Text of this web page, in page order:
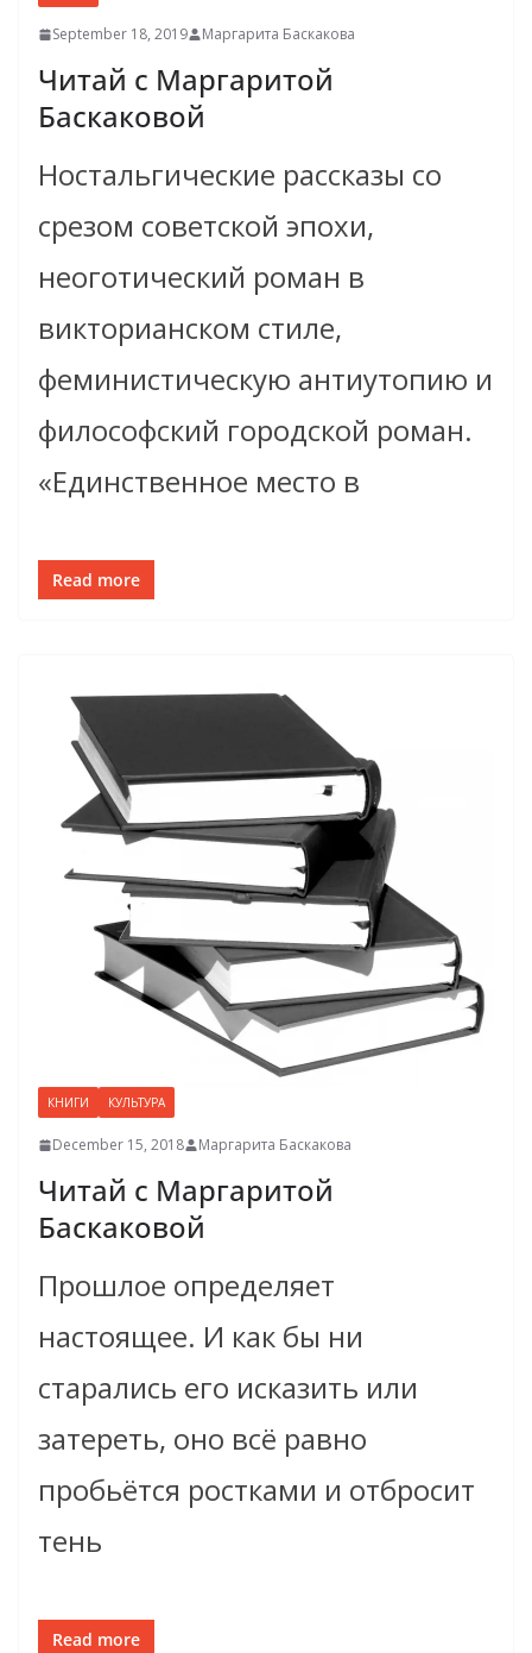
September 18, 2019 Маргарита Баскакова
Читай с Маргаритой
Баскаковой
Ностальгические рассказы со
срезом советской эпохи,
неоготический роман в
викторианском стиле,
феминистическую антиутопию и
философский городской роман.
«Единственное место в
Read more
КНИГИ КУЛЬТУРА
December 15, 2018 Маргарита Баскакова
Читай с Маргаритой
Баскаковой
Прошлое определяет
настоящее. И как бы ни
старались его исказить или
затереть, оно всё равно
пробьётся ростками и отбросит
тень
Read more